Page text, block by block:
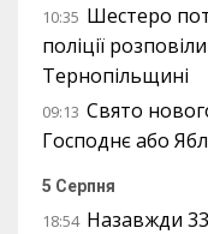
10:35 Шестеро
поліції
Тернопільщині
09:13 Свято
Господнє або
5 Серпня
18:54 Назавжди